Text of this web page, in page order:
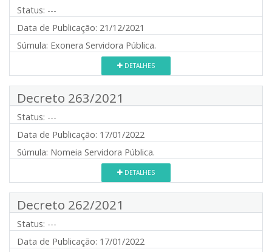
Status: ---
Data de Publicação: 21/12/2021
Súmula: Exonera Servidora Pública.
DETALHES
Decreto 263/2021
Status: ---
Data de Publicação: 17/01/2022
Súmula: Nomeia Servidora Pública.
DETALHES
Decreto 262/2021
Status: ---
Data de Publicação: 17/01/2022